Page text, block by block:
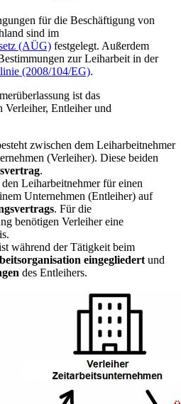
für die Beschäftigung von
sind im
(AÜG) festgelegt. Außerdem
zur Leiharbeit in der
(2008/104/EG).
ist das
Verleiher, Entleiher und
zwischen dem Leiharbeitnehmer
(Verleiher). Diese beiden
.
Leiharbeitnehmer für einen
Unternehmen (Entleiher) auf
. Für die
benötigen Verleiher eine
während der Tätigkeit beim
eingegliedert und
des Entleihers.